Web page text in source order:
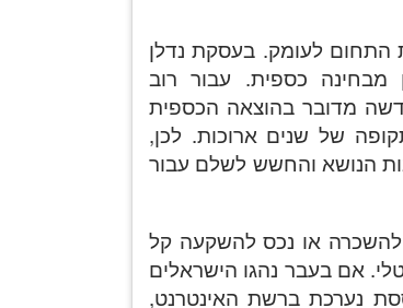
התחום לעומק. בעסקת נדלן
מבחינה כספית. עבור רוב
לרכוש דירה יד 2 או דירה חדשה מדובר בהוצאה הכספית
של שנים ארוכות. לכן,
הנושא והחשש לשלם עבור
להשכרה או נכס להשקעה קל
אם בעבר נהגו הישראלים
נערכת ברשת האינטרנט,